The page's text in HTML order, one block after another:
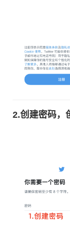
2.创建密码，